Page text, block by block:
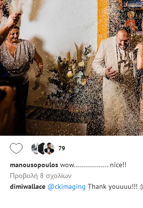
79
manousopoulos wow.................. nice!!
Προβολή 8 σχολίων
dimiwallace @ckimaging Thank youuuu!!! :)